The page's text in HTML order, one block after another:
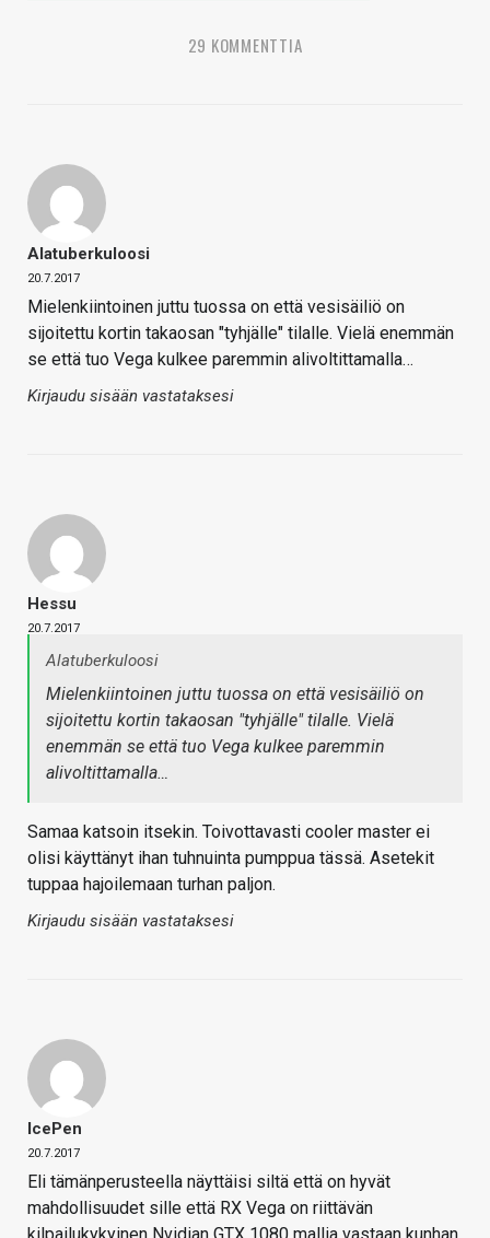
29 KOMMENTTIA
Alatuberkuloosi
20.7.2017
Mielenkiintoinen juttu tuossa on että vesisäiliö on
sijoitettu kortin takaosan "tyhjälle" tilalle. Vielä enemmän
se että tuo Vega kulkee paremmin alivoltittamalla…
Kirjaudu sisään vastataksesi
Hessu
20.7.2017
Alatuberkuloosi
Mielenkiintoinen juttu tuossa on että vesisäiliö on
sijoitettu kortin takaosan "tyhjälle" tilalle. Vielä
enemmän se että tuo Vega kulkee paremmin
alivoltittamalla…
Samaa katsoin itsekin. Toivottavasti cooler master ei
olisi käyttänyt ihan tuhnuinta pumppua tässä. Asetekit
tuppaa hajoilemaan turhan paljon.
Kirjaudu sisään vastataksesi
IcePen
20.7.2017
Eli tämänperusteella näyttäisi siltä että on hyvät
mahdollisuudet sille että RX Vega on riittävän
kilpailukykyinen Nvidian GTX 1080 mallia vastaan kunhan